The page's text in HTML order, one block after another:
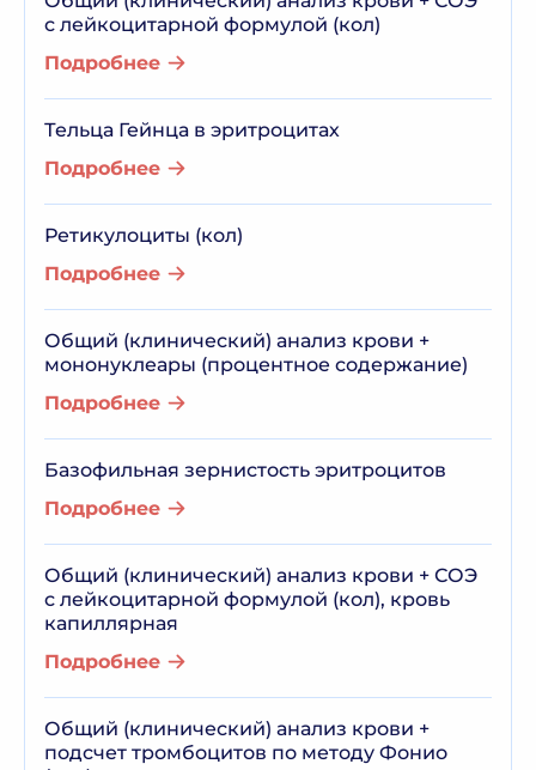
с лейкоцитарной формулой (кол)
Подробнее
Тельца Гейнца в эритроцитах
Подробнее
Ретикулоциты (кол)
Подробнее
Общий (клинический) анализ крови +
мононуклеары (процентное содержание)
Подробнее
Базофильная зернистость эритроцитов
Подробнее
Общий (клинический) анализ крови + СОЭ
с лейкоцитарной формулой (кол), кровь
капиллярная
Подробнее
Общий (клинический) анализ крови +
подсчет тромбоцитов по методу Фонио